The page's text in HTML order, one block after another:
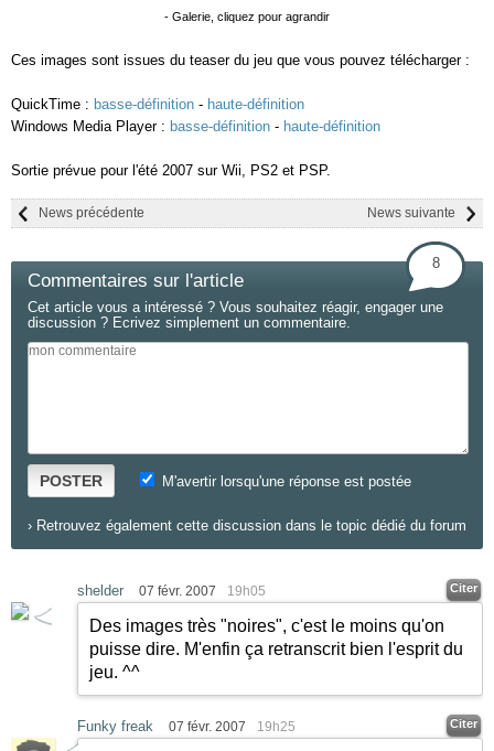
- Galerie, cliquez pour agrandir
Ces images sont issues du teaser du jeu que vous pouvez télécharger :
QuickTime : basse-définition - haute-définition
Windows Media Player : basse-définition - haute-définition
Sortie prévue pour l'été 2007 sur Wii, PS2 et PSP.
News suivante
News précédente
Commentaires sur l'article
8
Cet article vous a intéressé ? Vous souhaitez réagir, engager une
discussion ? Ecrivez simplement un commentaire.
POSTER M'avertir lorsqu'une réponse est postée
› Retrouvez également cette discussion dans le topic dédié du forum
shelder 07 févr. 2007 19h05 Citer
Des images très "noires", c'est le moins qu'on
puisse dire. M'enfin ça retranscrit bien l'esprit du
jeu. ^^
Funky freak 07 févr. 2007 19h25 Citer